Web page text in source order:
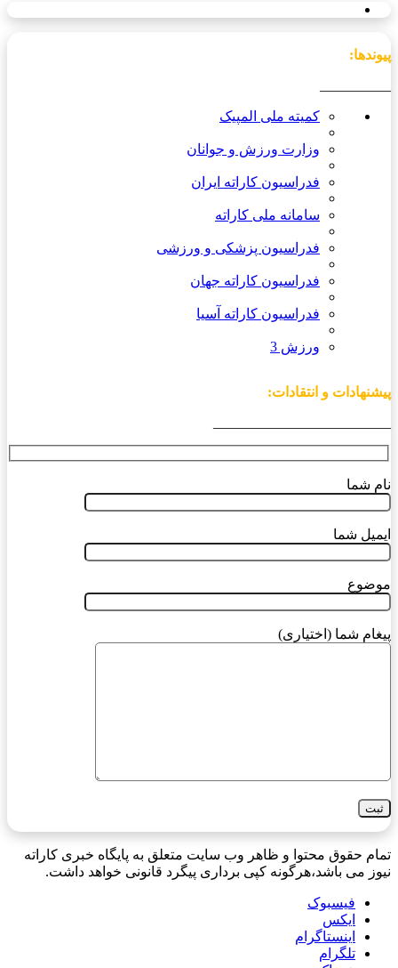
پیوندها:
کمیته ملی المپیک
وزارت ورزش و جوانان
فدراسیون کاراته ایران
سامانه ملی کاراته
فدراسیون پزشکی و ورزشی
فدراسیون کاراته جهان
فدراسیون کاراته آسیا
ورزش 3
پیشنهادات و انتقادات:
نام شما
ایمیل شما
موضوع
پیغام شما (اختیاری)
تمام حقوق محتوا و ظاهر وب سایت متعلق به پایگاه خبری کاراته
نیوز می باشد،هرگونه کپی برداری پیگرد قانونی خواهد داشت.
فیسبوک
ایکس
اینستاگرام
تلگرام